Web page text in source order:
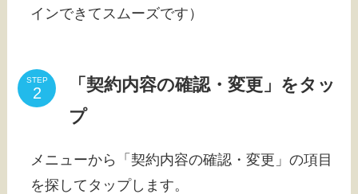
インできてスムーズです）
STEP
「契約内容の確認・変更」をタッ
プ
メニューから「契約内容の確認・変更」の項目
を探してタップします。